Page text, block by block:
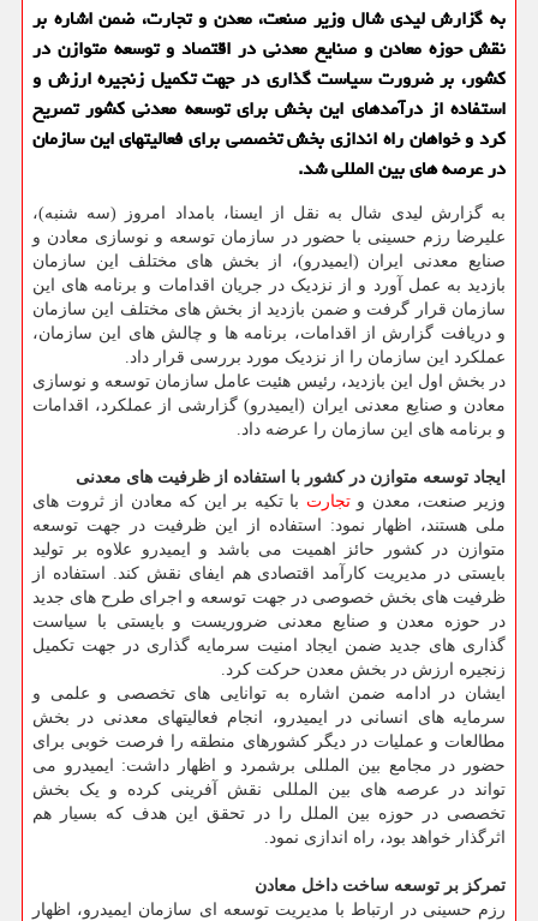
به گزارش لیدی شال وزیر صنعت، معدن و تجارت، ضمن اشاره بر
نقش حوزه معادن و صنایع معدنی در اقتصاد و توسعه متوازن در
کشور، بر ضرورت سیاست گذاری در جهت تکمیل زنجیره ارزش و
استفاده از درآمدهای این بخش برای توسعه معدنی کشور تصریح
کرد و خواهان راه اندازی بخش تخصصی برای فعالیتهای این سازمان
در عرصه های بین المللی شد.
به گزارش لیدی شال به نقل از ایسنا، بامداد امروز (سه شنبه)،
علیرضا رزم حسینی با حضور در سازمان توسعه و نوسازی معادن و
صنایع معدنی ایران (ایمیدرو)، از بخش های مختلف این سازمان
بازدید به عمل آورد و از نزدیک در جریان اقدامات و برنامه های این
سازمان قرار گرفت و ضمن بازدید از بخش های مختلف این سازمان
و دریافت گزارش از اقدامات، برنامه ها و چالش های این سازمان،
عملکرد این سازمان را از نزدیک مورد بررسی قرار داد.
در بخش اول این بازدید، رئیس هئیت عامل سازمان توسعه و نوسازی
معادن و صنایع معدنی ایران (ایمیدرو) گزارشی از عملکرد، اقدامات
و برنامه های این سازمان را عرضه داد.
ایجاد توسعه متوازن در کشور با استفاده از ظرفیت های معدنی
وزیر صنعت، معدن وتجارت با تکیه بر این که معادن از ثروت های
ملی هستند، اظهار نمود: استفاده از این ظرفیت در جهت توسعه
متوازن در کشور حائز اهمیت می باشد و ایمیدرو علاوه بر تولید
بایستی در مدیریت کارآمد اقتصادی هم ایفای نقش کند. استفاده از
ظرفیت های بخش خصوصی در جهت توسعه و اجرای طرح های جدید
در حوزه معدن و صنایع معدنی ضروریست و بایستی با سیاست
گذاری های جدید ضمن ایجاد امنیت سرمایه گذاری در جهت تکمیل
زنجیره ارزش در بخش معدن حرکت کرد.
ایشان در ادامه ضمن اشاره به توانایی های تخصصی و علمی و
سرمایه های انسانی در ایمیدرو، انجام فعالیتهای معدنی در بخش
مطالعات و عملیات در دیگر کشورهای منطقه را فرصت خوبی برای
حضور در مجامع بین المللی برشمرد و اظهار داشت: ایمیدرو می
تواند در عرصه های بین المللی نقش آفرینی کرده و یک بخش
تخصصی در حوزه بین الملل را در تحقق این هدف که بسیار هم
اثرگذار خواهد بود، راه اندازی نمود.
تمرکز بر توسعه ساخت داخل معادن
رزم حسینی در ارتباط با مدیریت توسعه ای سازمان ایمیدرو، اظهار